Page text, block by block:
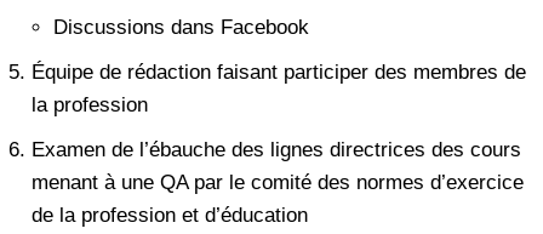
Discussions dans Facebook
Équipe de rédaction faisant participer des membres de
la profession
Examen de l’ébauche des lignes directrices des cours
menant à une QA par le comité des normes d’exercice
de la profession et d’éducation